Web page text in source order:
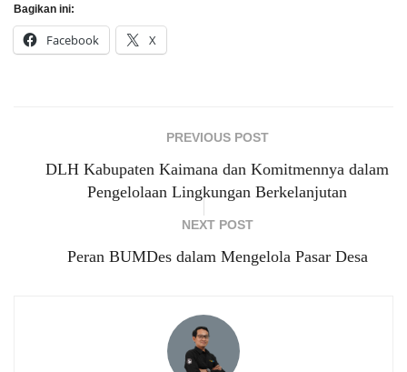
Bagikan ini:
Facebook X
PREVIOUS POST
DLH Kabupaten Kaimana dan Komitmennya dalam
Pengelolaan Lingkungan Berkelanjutan
NEXT POST
Peran BUMDes dalam Mengelola Pasar Desa